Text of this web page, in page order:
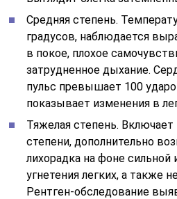
Средняя степень.
градусов, наблюдается
в покое, плохое
затрудненное дыхание.
пульс превышает 100
показывает изменения в
Тяжелая степень.
степени, дополнительно
лихорадка на фоне сильной
угнетения легких, а также
Рентген-обследование